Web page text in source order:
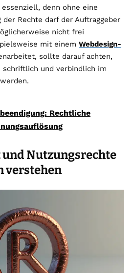
essenziell, denn ohne eine
Rechte darf der Auftraggeber
nicht frei
mit einem Webdesign-
sollte darauf achten,
schriftlich und verbindlich im
Rechtliche
Nutzungsrechte
verstehen